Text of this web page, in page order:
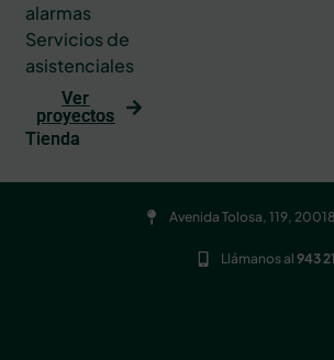
alarmas
Servicios de
asistenciales
Ver
proyectos
Tienda
Avenida Tolosa, 119,
Llámanos al 943